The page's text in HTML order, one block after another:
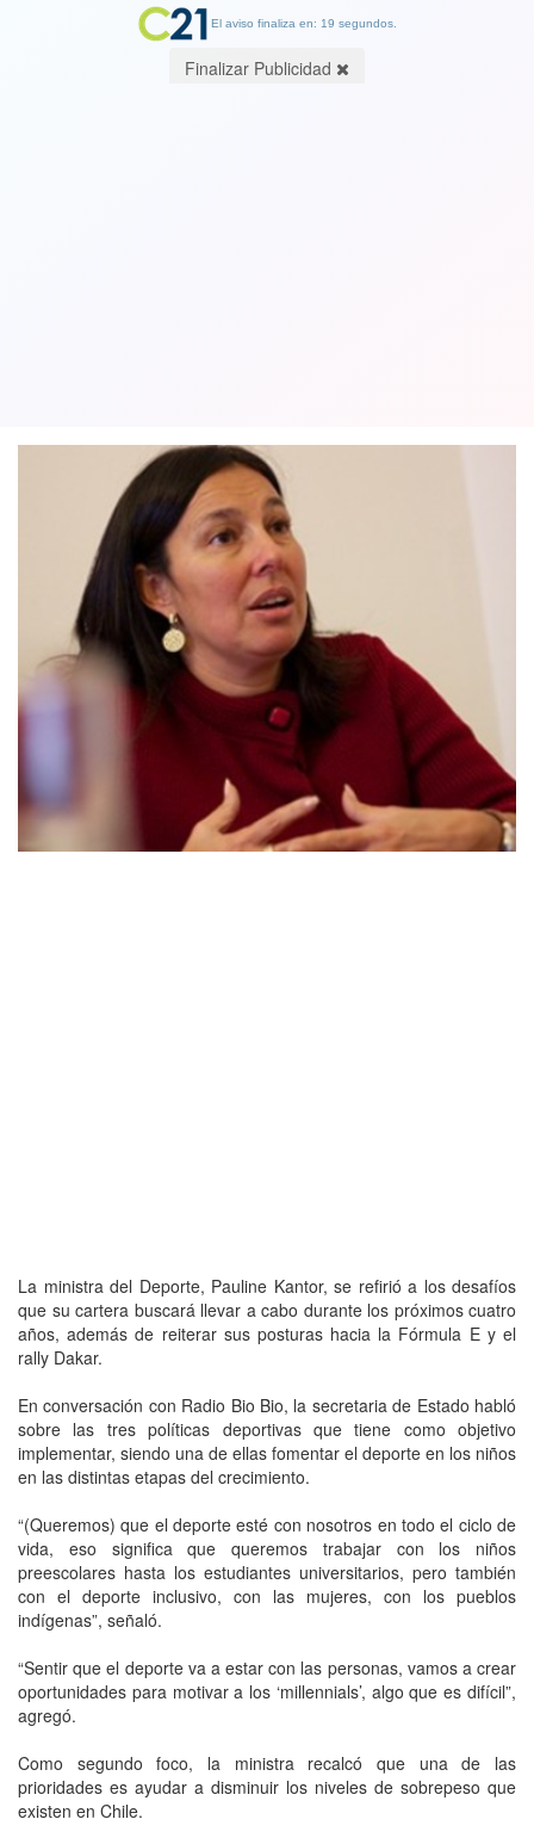
La ministra del Deporte, Pauline Kantor, se refirió a los desafíos
que su cartera buscará llevar a cabo durante los próximos cuatro
años, además de reiterar sus posturas hacia la Fórmula E y el
rally Dakar.
En conversación con Radio Bio Bio, la secretaria de Estado habló
sobre las tres políticas deportivas que tiene como objetivo
implementar, siendo una de ellas fomentar el deporte en los niños
en las distintas etapas del crecimiento.
“(Queremos) que el deporte esté con nosotros en todo el ciclo de
vida, eso significa que queremos trabajar con los niños
preescolares hasta los estudiantes universitarios, pero también
con el deporte inclusivo, con las mujeres, con los pueblos
indígenas”, señaló.
“Sentir que el deporte va a estar con las personas, vamos a crear
oportunidades para motivar a los ‘millennials’, algo que es difícil”,
agregó.
Como segundo foco, la ministra recalcó que una de las
prioridades es ayudar a disminuir los niveles de sobrepeso que
existen en Chile.
El aviso finaliza en: 19 segundos.
Finalizar Publicidad